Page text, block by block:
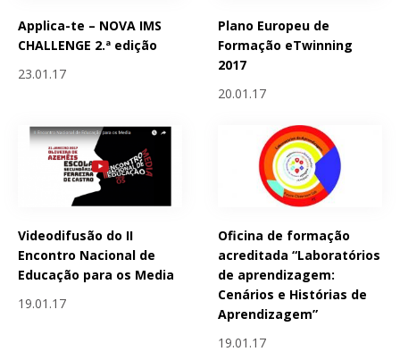
Applica-te – NOVA IMS
CHALLENGE 2.ª edição
23.01.17
Plano Europeu de
Formação eTwinning
2017
20.01.17
Videodifusão do II
Encontro Nacional de
Educação para os Media
19.01.17
Oficina de formação
acreditada “Laboratórios
de aprendizagem:
Cenários e Histórias de
Aprendizagem”
19.01.17